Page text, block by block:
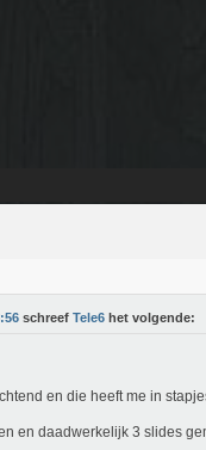
schreef Tele6 het volgende:
en die heeft me in
en daadwerkelijk 3 slides